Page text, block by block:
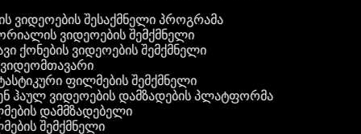
ვიდეოების შესაქმნელი პროგრამა
ვიდეოების შემქმნელი
ქონების ვიდეოების შემქმნელი
ფილმების შემქმნელი
ჰაულ ვიდეოების დამზადების პლატფორმა
დამმზადებელი
შემქმნელი